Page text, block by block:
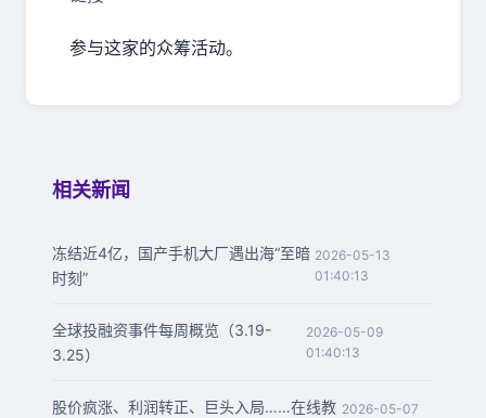
参与这家的众筹活动。
相关新闻
冻结近4亿，国产手机大厂遇出海“至暗
时刻”
2026-05-13
01:40:13
全球投融资事件每周概览（3.19-
3.25）
2026-05-09
01:40:13
股价疯涨、利润转正、巨头入局……在线教 2026-05-07